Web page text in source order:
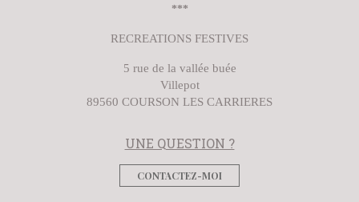
***
RECREATIONS FESTIVES
5 rue de la vallée buée
Villepot
89560 COURSON LES CARRIERES
UNE QUESTION ?
CONTACTEZ-MOI